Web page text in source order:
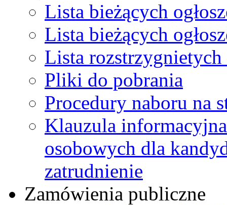
Lista bieżących
Lista bieżących
Lista
Pliki do pobrania
Procedury naboru na
Klauzula
osobowych dla
zatrudnienie
Zamówienia publiczne